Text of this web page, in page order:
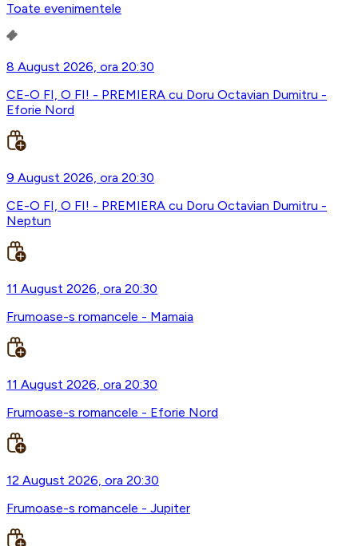
Toate evenimentele
8 August 2026, ora 20:30
CE-O FI, O FI! - PREMIERA cu Doru Octavian Dumitru -
Eforie Nord
9 August 2026, ora 20:30
CE-O FI, O FI! - PREMIERA cu Doru Octavian Dumitru -
Neptun
11 August 2026, ora 20:30
Frumoase-s romancele - Mamaia
11 August 2026, ora 20:30
Frumoase-s romancele - Eforie Nord
12 August 2026, ora 20:30
Frumoase-s romancele - Jupiter